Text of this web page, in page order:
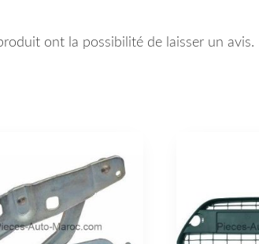
ont la possibilité de laisser un avis.